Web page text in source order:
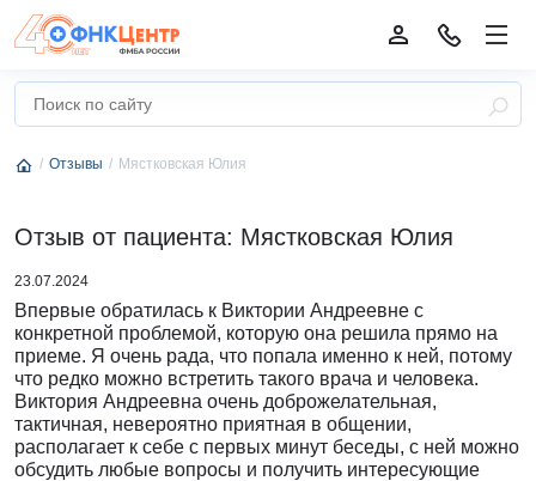
Отзывы Мястковская Юлия
Отзыв от пациента: Мястковская Юлия
23.07.2024
Впервые обратилась к Виктории Андреевне с
конкретной проблемой, которую она решила прямо на
приеме. Я очень рада, что попала именно к ней, потому
что редко можно встретить такого врача и человека.
Виктория Андреевна очень доброжелательная,
тактичная, невероятно приятная в общении,
располагает к себе с первых минут беседы, с ней можно
обсудить любые вопросы и получить интересующие